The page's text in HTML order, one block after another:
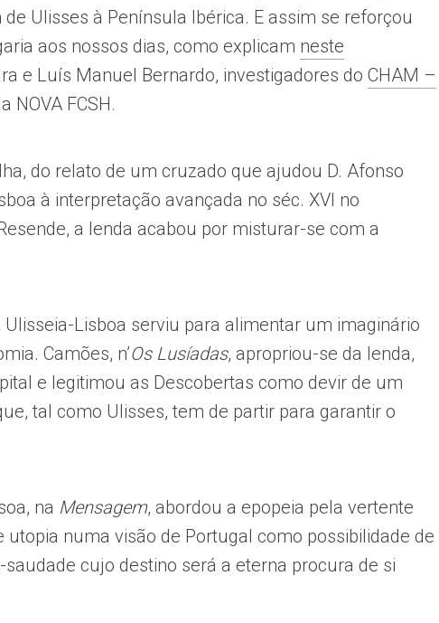
Ulisses à Península Ibérica. E assim se reforçou
aos nossos dias, como explicam neste
e Luís Manuel Bernardo, investigadores do CHAM –
NOVA FCSH.
do relato de um cruzado que ajudou D. Afonso
à interpretação avançada no séc. XVI no
a lenda acabou por misturar-se com a
Lisboa serviu para alimentar um imaginário
Camões, n’Os Lusíadas, apropriou-se da lenda,
e legitimou as Descobertas como devir de um
tal como Ulisses, tem de partir para garantir o
na Mensagem, abordou a epopeia pela vertente
numa visão de Portugal como possibilidade de
cujo destino será a eterna procura de si